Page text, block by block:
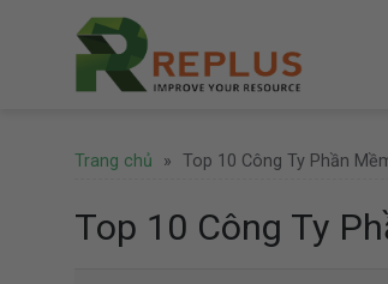
Trang chủ » Top 10 Công Ty Phần
Top 10 Công Ty